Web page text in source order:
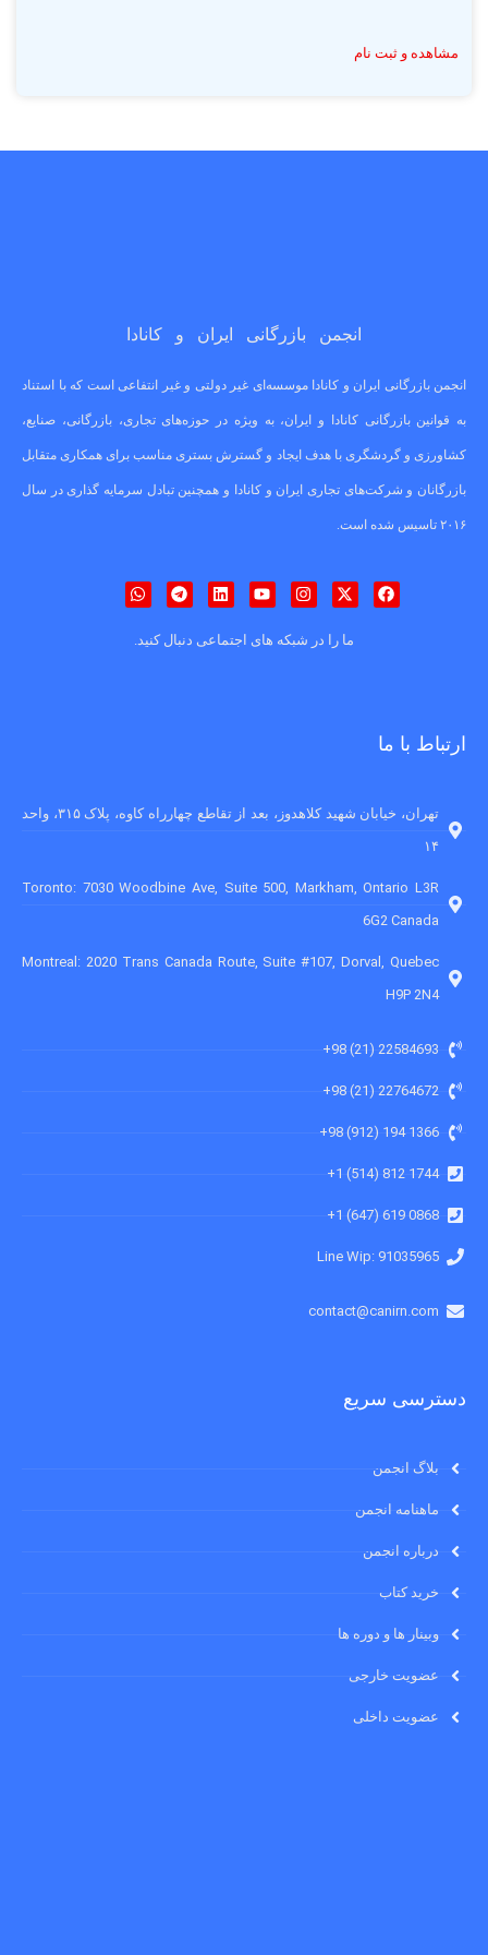
مشاهده و ثبت نام
انجمن بازرگانی ایران و کانادا
انجمن بازرگانی ایران و کانادا موسسه‌ای غیر دولتی و غیر انتفاعی است که با استناد
به قوانین بازرگانی کانادا و ایران، به ویژه در حوزه‌های تجاری، بازرگانی، صنایع،
کشاورزی و گردشگری با هدف ایجاد و گسترش بستری مناسب برای همکاری متقابل
بازرگانان و شرکت‌های تجاری ایران و کانادا و همچنین تبادل سرمایه گذاری در سال
۲۰۱۶ تاسیس شده است.
ما را در شبکه های اجتماعی دنبال کنید.
ارتباط با ما
تهران، خیابان شهید کلاهدوز، بعد از تقاطع چهارراه کاوه، پلاک ۳۱۵، واحد
۱۴
Toronto: 7030 Woodbine Ave, Suite 500, Markham, Ontario L3R
6G2 Canada
Montreal: 2020 Trans Canada Route, Suite #107, Dorval, Quebec
H9P 2N4
22584693 (21) 98+
22764672 (21) 98+
1366 194 (912) 98+
1744 812 (514) 1+
0868 619 (647) 1+
91035965 :Line Wip
contact@canirn.com
دسترسی سریع
بلاگ انجمن
ماهنامه انجمن
درباره انجمن
خرید کتاب
وبینار ها و دوره ها
عضویت خارجی
عضویت داخلی